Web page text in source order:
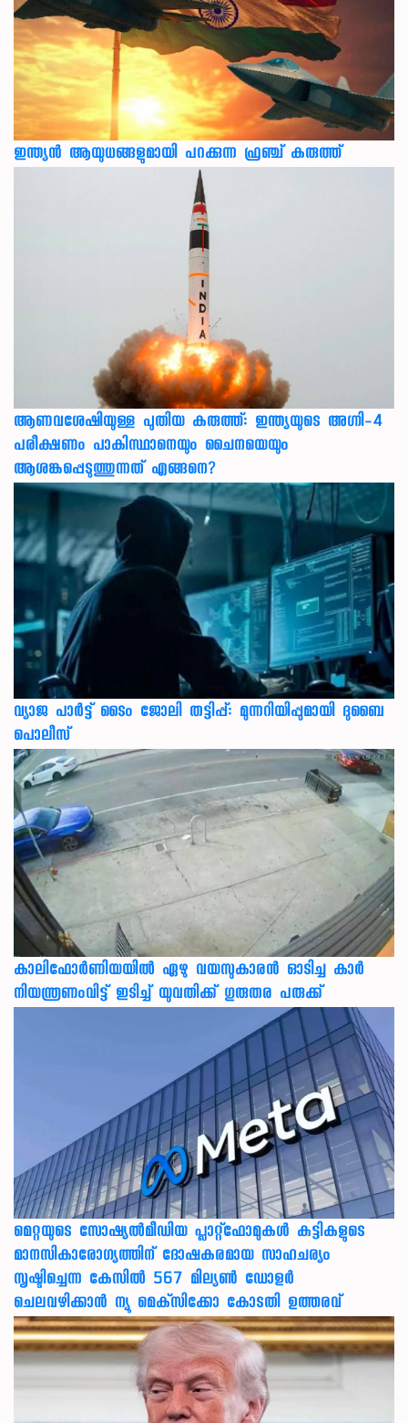
ഇന്ത്യൻ ആയുധങ്ങളുമായി പറക്കുന്ന ഫ്രഞ്ച് കരുത്ത്
ആണവശേഷിയുള്ള പുതിയ കരുത്ത്: ഇന്ത്യയുടെ അഗ്നി-4
പരീക്ഷണം പാകിസ്ഥാനെയും ചൈനയെയും
ആശങ്കപ്പെടുത്തുന്നത് എങ്ങനെ?
വ്യാജ പാർട്ട് ടൈം ജോലി തട്ടിപ്പ്: മുന്നറിയിപ്പുമായി ദുബൈ
പൊലീസ്
കാലിഫോര്‍ണിയയില്‍ ഏഴു വയസുകാരന്‍ ഓടിച്ച കാര്‍
നിയന്ത്രണംവിട്ട് ഇടിച്ച് യുവതിക്ക് ഗുരുതര പരുക്ക്
മെറ്റയുടെ സോഷ്യല്‍മീഡിയ പ്ലാറ്റ്‌ഫോമുകള്‍ കുട്ടികളുടെ
മാനസികാരോഗ്യത്തിന് ദോഷകരമായ സാഹചര്യം
സൃഷ്ടിച്ചെന്ന കേസില്‍ 567 മില്യണ്‍ ഡോളര്‍
ചെലവഴിക്കാന്‍ ന്യൂ മെക്‌സിക്കോ കോടതി ഉത്തരവ്